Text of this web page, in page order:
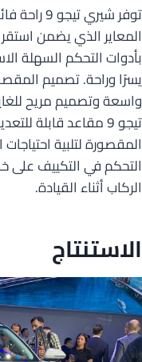
توفر
المعاير الذي يضمن
بأدوات التحكم السهلة
يسرًا وراحة. تصميم
واسعة وتصميم مريح
تيجو 9 مقاعد قابلة
المقصورة لتلبية
التحكم في التكييف على
الركاب أثناء القيادة.
الاستنتاج